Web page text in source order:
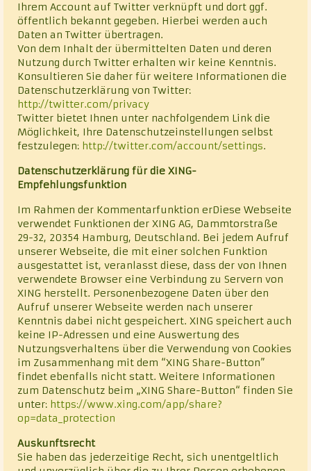
Ihrem Account auf Twitter verknüpft und dort ggf.
öffentlich bekannt gegeben. Hierbei werden auch
Daten an Twitter übertragen.
Von dem Inhalt der übermittelten Daten und deren
Nutzung durch Twitter erhalten wir keine Kenntnis.
Konsultieren Sie daher für weitere Informationen die
Datenschutzerklärung von Twitter:
http://twitter.com/privacy
Twitter bietet Ihnen unter nachfolgendem Link die
Möglichkeit, Ihre Datenschutzeinstellungen selbst
festzulegen: http://twitter.com/account/settings.
Datenschutzerklärung für die XING-
Empfehlungsfunktion
Im Rahmen der Kommentarfunktion erDiese Webseite
verwendet Funktionen der XING AG, Dammtorstraße
29-32, 20354 Hamburg, Deutschland. Bei jedem Aufruf
unserer Webseite, die mit einer solchen Funktion
ausgestattet ist, veranlasst diese, dass der von Ihnen
verwendete Browser eine Verbindung zu Servern von
XING herstellt. Personenbezogene Daten über den
Aufruf unserer Webseite werden nach unserer
Kenntnis dabei nicht gespeichert. XING speichert auch
keine IP-Adressen und eine Auswertung des
Nutzungsverhaltens über die Verwendung von Cookies
im Zusammenhang mit dem “XING Share-Button”
findet ebenfalls nicht statt. Weitere Informationen
zum Datenschutz beim „XING Share-Button“ finden Sie
unter: https://www.xing.com/app/share?
op=data_protection
Auskunftsrecht
Sie haben das jederzeitige Recht, sich unentgeltlich